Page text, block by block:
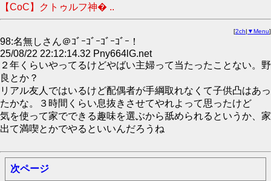
【CoC】クトゥルフ神� ..
[2ch| ▼Menu]
98:名無しさん＠ｺﾞｰｺﾞｰｺﾞｰｺﾞｰ！
25/08/22 22:12:14.32 Pny664lG.net
２年くらいやってるけどやばい主婦って当たったことない。野
良とか？
リアル友人ではいるけど配偶者が手綱取れなくて子供凸はあっ
たかな。３時間くらい息抜きさせてやれよって思ったけど
気を使って家でできる趣味を選ぶから舐められるというか、家
出て満喫とかでやるといいんだろうね
次ページ